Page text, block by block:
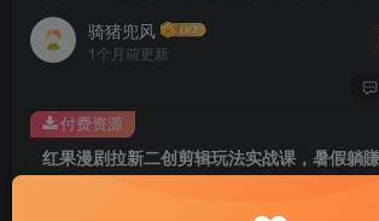
骑猪兜风
1个月前更新
付费资源